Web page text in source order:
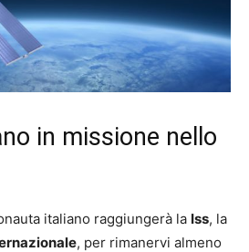
in missione nello
italiano raggiungerà la Iss, la
, per rimanervi almeno